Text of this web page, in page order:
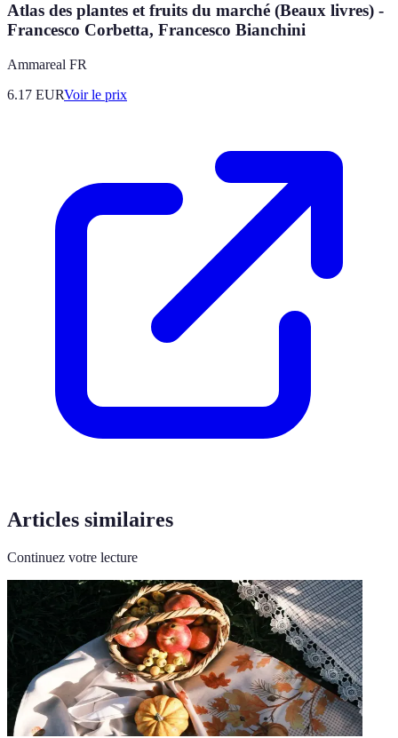
Atlas des plantes et fruits du marché (Beaux livres) -
Francesco Corbetta, Francesco Bianchini
Ammareal FR
6.17 EURVoir le prix
Articles similaires
Continuez votre lecture